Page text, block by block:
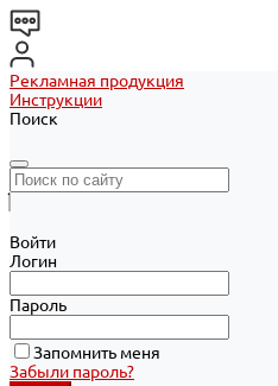
Рекламная продукция
Инструкции
Поиск
Войти
Логин
Пароль
Запомнить меня
Забыли пароль?